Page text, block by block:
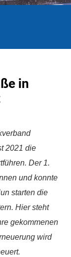
in
2021 die
Der 1.
und konnte
starten die
Hier steht
gekommenen
wird